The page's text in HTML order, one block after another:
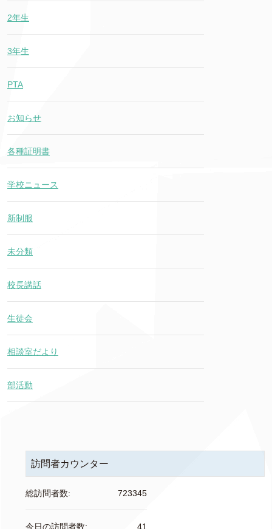
2年生
3年生
PTA
お知らせ
各種証明書
学校ニュース
新制服
未分類
校長講話
生徒会
相談室だより
部活動
訪問者カウンター
723345
総訪問者数:
41
今日の訪問者数: